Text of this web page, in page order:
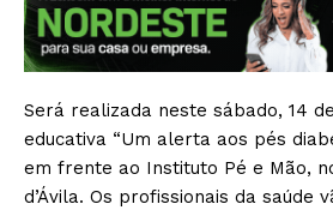
Será realizada neste sábado, 14
educativa “Um alerta aos pés
em frente ao Instituto Pé e Mão,
d’Ávila. Os profissionais da saúde